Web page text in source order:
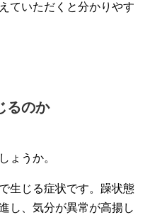
ていただくと分かりやす
るのか
ょうか。
生じる症状です。躁状態
し、気分が異常が高揚し